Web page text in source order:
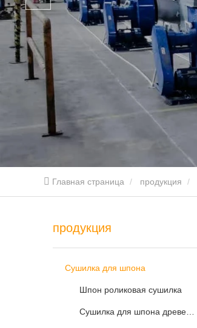
Главная страница продукция
продукция
Сушилка для шпона
Шпон роликовая сушилка
Сушилка для шпона древесины